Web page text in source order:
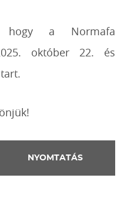
hogy a Normafa
október 22. és
NYOMTATÁS